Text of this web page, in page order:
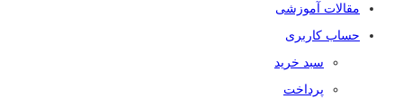
مقالات آموزشی
حساب کاربری
سبد خرید
پرداخت